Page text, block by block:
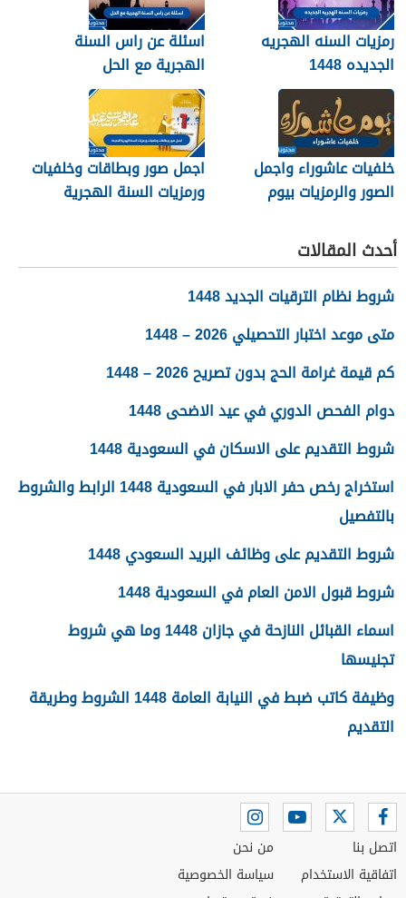
رمزيات السنه الهجريه
الجديده 1448
اسئلة عن راس السنة
الهجرية مع الحل
خلفيات عاشوراء واجمل
الصور والرمزيات بيوم
اجمل صور وبطاقات وخلفيات
ورمزيات السنة الهجرية
أحدث المقالات
شروط نظام الترقيات الجديد 1448
متى موعد اختبار التحصيلي 2026 – 1448
كم قيمة غرامة الحج بدون تصريح 2026 – 1448
دوام الفحص الدوري في عيد الاضحى 1448
شروط التقديم على الاسكان في السعودية 1448
استخراج رخص حفر الابار في السعودية 1448 الرابط والشروط
بالتفصيل
شروط التقديم على وظائف البريد السعودي 1448
شروط قبول الامن العام في السعودية 1448
اسماء القبائل النازحة في جازان 1448 وما هي شروط
تجنيسها
وظيفة كاتب ضبط في النيابة العامة 1448 الشروط وطريقة
التقديم
اتصل بنا
اتفاقية الاستخدام
من نحن
سياسة الخصوصية